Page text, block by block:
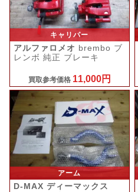
キャリパー
アルファロメオ brembo ブ
レンボ 純正 ブレーキ
買取参考価格 11,000円
アーム
D-MAX ディーマックス